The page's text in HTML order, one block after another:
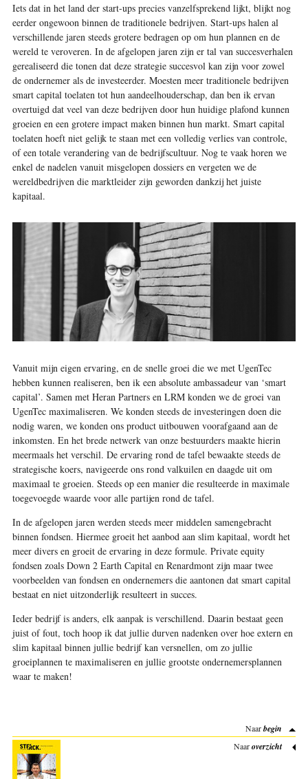
Iets dat in het land der start-ups precies vanzelfsprekend lijkt, blijkt nog
eerder ongewoon binnen de traditionele bedrijven. Start-ups halen al
verschillende jaren steeds grotere bedragen op om hun plannen en de
wereld te veroveren. In de afgelopen jaren zijn er tal van succesverhalen
gerealiseerd die tonen dat deze strategie succesvol kan zijn voor zowel
de ondernemer als de investeerder. Moesten meer traditionele bedrijven
smart capital toelaten tot hun aandeelhouderschap, dan ben ik ervan
overtuigd dat veel van deze bedrijven door hun huidige plafond kunnen
groeien en een grotere impact maken binnen hun markt. Smart capital
toelaten hoeft niet gelijk te staan met een volledig verlies van controle,
of een totale verandering van de bedrijfscultuur. Nog te vaak horen we
enkel de nadelen vanuit misgelopen dossiers en vergeten we de
wereldbedrijven die marktleider zijn geworden dankzij het juiste
kapitaal.
Vanuit mijn eigen ervaring, en de snelle groei die we met UgenTec
hebben kunnen realiseren, ben ik een absolute ambassadeur van ‘smart
capital’. Samen met Heran Partners en LRM konden we de groei van
UgenTec maximaliseren. We konden steeds de investeringen doen die
nodig waren, we konden ons product uitbouwen voorafgaand aan de
inkomsten. En het brede netwerk van onze bestuurders maakte hierin
meermaals het verschil. De ervaring rond de tafel bewaakte steeds de
strategische koers, navigeerde ons rond valkuilen en daagde uit om
maximaal te groeien. Steeds op een manier die resulteerde in maximale
toegevoegde waarde voor alle partijen rond de tafel.
In de afgelopen jaren werden steeds meer middelen samengebracht
binnen fondsen. Hiermee groeit het aanbod aan slim kapitaal, wordt het
meer divers en groeit de ervaring in deze formule. Private equity
fondsen zoals Down 2 Earth Capital en Renardmont zijn maar twee
voorbeelden van fondsen en ondernemers die aantonen dat smart capital
bestaat en niet uitzonderlijk resulteert in succes.
Ieder bedrijf is anders, elk aanpak is verschillend. Daarin bestaat geen
juist of fout, toch hoop ik dat jullie durven nadenken over hoe extern en
slim kapitaal binnen jullie bedrijf kan versnellen, om zo jullie
groeiplannen te maximaliseren en jullie grootste ondernemersplannen
waar te maken!
Naarbegin
Naaroverzicht